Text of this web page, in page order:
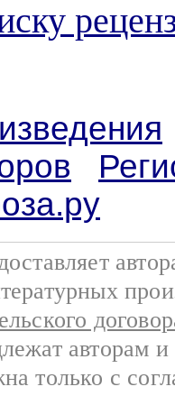
авторам
только с